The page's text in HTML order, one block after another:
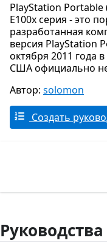
PlayStation Portable
E100x серия - это
разработанная
версия PlayStation
октября 2011 года
США официально
Автор: solomon
Создать
Руководства